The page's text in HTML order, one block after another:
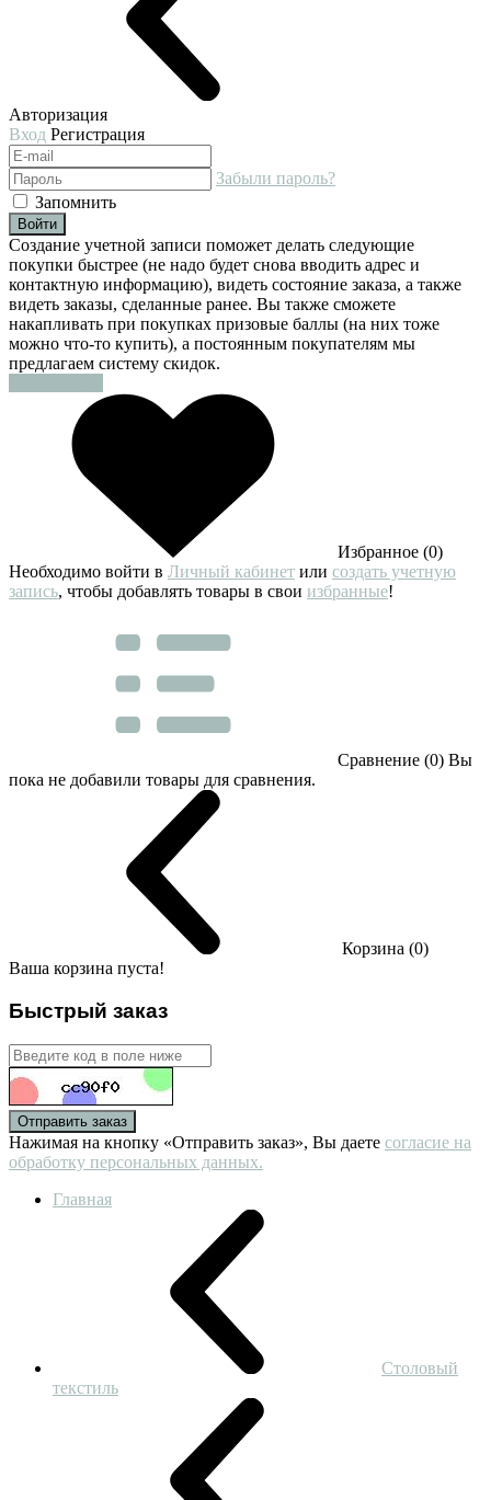
Авторизация
Вход Регистрация
Забыли пароль?
Запомнить
Войти
Создание учетной записи поможет делать следующие
покупки быстрее (не надо будет снова вводить адрес и
контактную информацию), видеть состояние заказа, а также
видеть заказы, сделанные ранее. Вы также сможете
накапливать при покупках призовые баллы (на них тоже
можно что-то купить), а постоянным покупателям мы
предлагаем систему скидок.
Избранное (0)
Необходимо войти в Личный кабинет или создать учетную
запись, чтобы добавлять товары в свои избранные!
Сравнение (0) Вы
пока не добавили товары для сравнения.
Корзина (0)
Ваша корзина пуста!
Быстрый заказ
Отправить заказ
Нажимая на кнопку «Отправить заказ», Вы даете согласие на
обработку персональных данных.
Главная
Столовый
текстиль